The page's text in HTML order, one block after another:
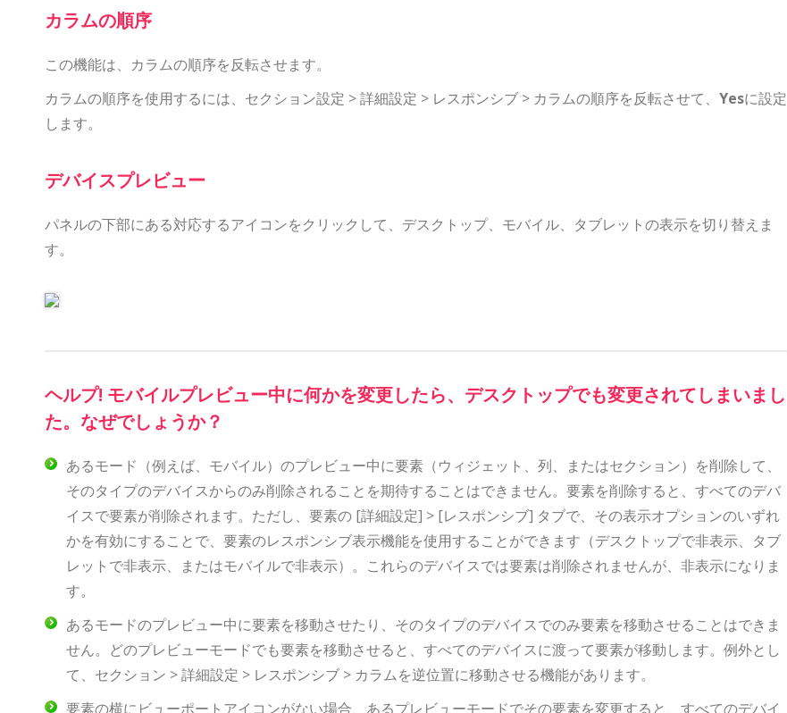
カラムの順序
この機能は、カラムの順序を反転させます。
カラムの順序を使用するには、セクション設定 > 詳細設定 > レスポンシブ > カラムの順序を反転させて、 Yesに設定
します。
デバイスプレビュー
パネルの下部にある対応するアイコンをクリックして、デスクトップ、モバイル、タブレットの表示を切り替えま
す。
ヘルプ! モバイルプレビュー中に何かを変更したら、デスクトップでも変更されてしまいまし
た。なぜでしょうか？
あるモード（例えば、モバイル）のプレビュー中に要素（ウィジェット、列、またはセクション）を削除して、
そのタイプのデバイスからのみ削除されることを期待することはできません。要素を削除すると、すべてのデバ
イスで要素が削除されます。ただし、要素の [詳細設定] > [レスポンシブ] タブで、その表示オプションのいずれ
かを有効にすることで、要素のレスポンシブ表示機能を使用することができます（デスクトップで非表示、タブ
レットで非表示、またはモバイルで非表示）。これらのデバイスでは要素は削除されませんが、非表示になりま
す。
あるモードのプレビュー中に要素を移動させたり、そのタイプのデバイスでのみ要素を移動させることはできま
せん。どのプレビューモードでも要素を移動させると、すべてのデバイスに渡って要素が移動します。例外とし
て、セクション > 詳細設定 > レスポンシブ > カラムを逆位置に移動させる機能があります。
要素の横にビューポートアイコンがない場合、あるプレビューモードでその要素を変更すると、すべてのデバイ